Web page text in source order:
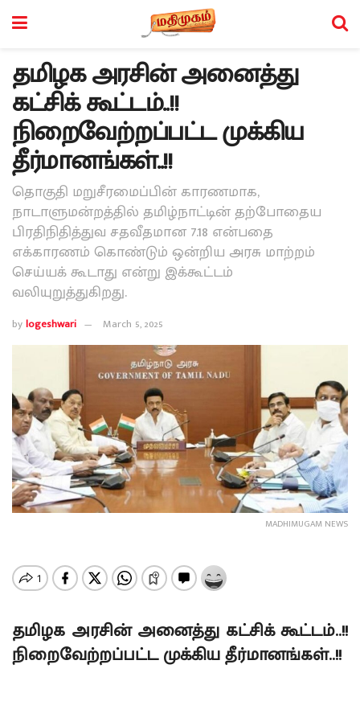
தமிழக அரசின் அனைத்து
கட்சிக் கூட்டம்..!!
நிறைவேற்றப்பட்ட முக்கிய
தீர்மானங்கள்..!!
தொகுதி மறுசீரமைப்பின் காரணமாக,
நாடாளுமன்றத்தில் தமிழ்நாட்டின் தற்போதைய
பிரதிநிதித்துவ சதவீதமான 7.18 என்பதை
எக்காரணம் கொண்டும் ஒன்றிய அரசு மாற்றம்
செய்யக் கூடாது என்று இக்கூட்டம்
வலியுறுத்துகிறது.
bylogeshwari March 5, 2025
MADHIMUGAM NEWS
தமிழக அரசின் அனைத்து கட்சிக் கூட்டம்..!!
நிறைவேற்றப்பட்ட முக்கிய தீர்மானங்கள்..!!